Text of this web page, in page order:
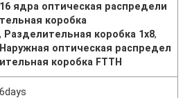
16 ядра оптическая распредели
тельная коробка
, Разделительная коробка 1х8,
Наружная оптическая распредел
ительная коробка FTTH
6days